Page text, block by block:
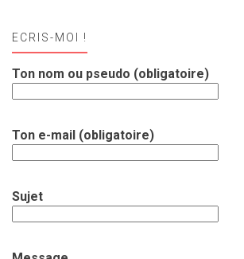
ECRIS-MOI !
Ton nom ou pseudo (obligatoire)
Ton e-mail (obligatoire)
Sujet